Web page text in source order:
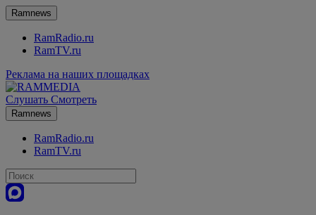
Ramnews
RamRadio.ru
RamTV.ru
Реклама на наших площадках
Слушать Смотреть
Ramnews
RamRadio.ru
RamTV.ru